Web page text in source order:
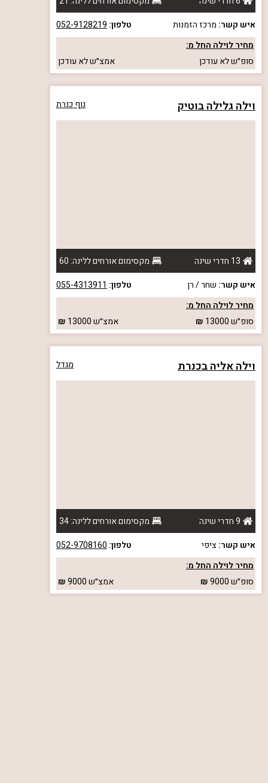
איש קשר: מרכז הזמנות טלפון: 052-9128219
מחיר לוילה החל מ:
סופ״שלא עודכן אמצ״שלא עודכן
וילה גלילה בוטיק נוף כנרת
13 חדרי שינה
מקסימום אורחים ללינה: 60
איש קשר: שחר / רן טלפון: 055-4313911
מחיר לוילה החל מ:
סופ״ש13000 אמצ״ש13000
וילה אליה בכנרת מגדל
9 חדרי שינה
מקסימום אורחים ללינה: 34
איש קשר:ציפי טלפון: 052-9708160
מחיר לוילה החל מ:
סופ״ש9000 אמצ״ש9000